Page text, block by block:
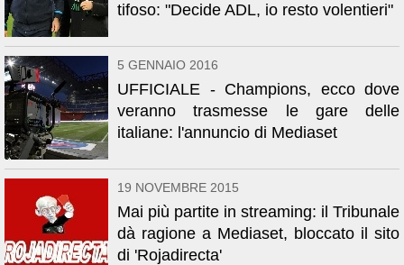
tifoso: "Decide ADL, io resto volentieri"
5 GENNAIO 2016
UFFICIALE - Champions, ecco dove
veranno trasmesse le gare delle
italiane: l'annuncio di Mediaset
19 NOVEMBRE 2015
Mai più partite in streaming: il Tribunale
dà ragione a Mediaset, bloccato il sito
di 'Rojadirecta'